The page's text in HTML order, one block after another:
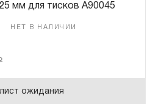
мм для тисков A90045
НЕТ В НАЛИЧИИ
ожидания